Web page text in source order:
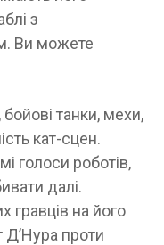
з
Ви можете
танки, мехи,
кат-сцен.
голоси роботів,
далі.
гравців на його
Д’Нура проти